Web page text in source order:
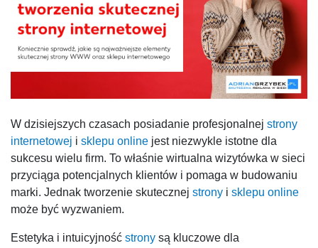
W dzisiejszych czasach posiadanie profesjonalnej strony
internetowej i sklepu online jest niezwykle istotne dla
sukcesu wielu firm. To właśnie wirtualna wizytówka w sieci
przyciąga potencjalnych klientów i pomaga w budowaniu
marki. Jednak tworzenie skutecznej strony i sklepu online
może być wyzwaniem.
Estetyka i intuicyjność strony są kluczowe dla